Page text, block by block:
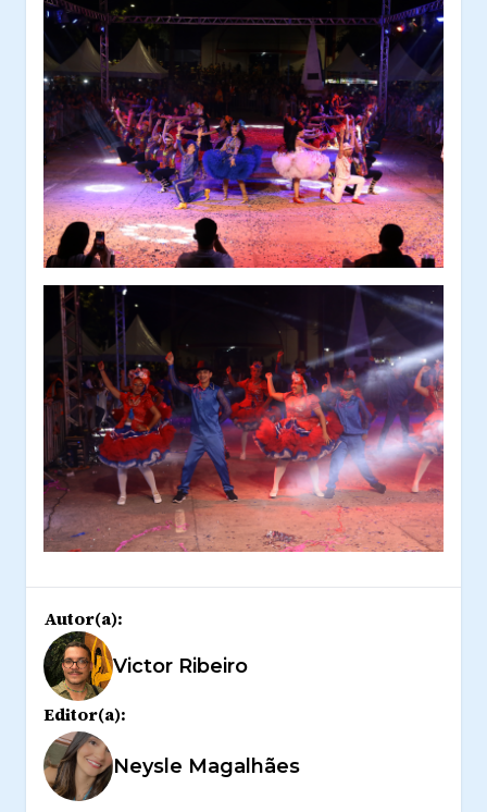
Autor(a):
Victor Ribeiro
Editor(a):
Neysle Magalhães